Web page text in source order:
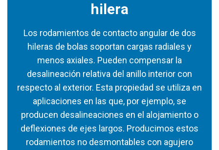
hilera
Los rodamientos de contacto angular de dos
hileras de bolas soportan cargas radiales y
menos axiales. Pueden compensar la
desalineación relativa del anillo interior con
respecto al exterior. Esta propiedad se utiliza en
aplicaciones en las que, por ejemplo, se
producen desalineaciones en el alojamiento o
deflexiones de ejes largos. Producimos estos
rodamientos no desmontables con agujero